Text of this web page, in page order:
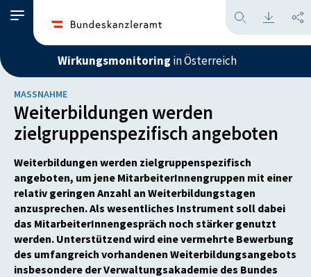
Wirkungsmonitoring in Österreich
MASSNAHME
Weiterbildungen werden
zielgruppenspezifisch angeboten
Weiterbildungen werden zielgruppenspezifisch
angeboten, um jene MitarbeiterInnengruppen mit einer
relativ geringen Anzahl an Weiterbildungstagen
anzusprechen. Als wesentliches Instrument soll dabei
das MitarbeiterInnengespräch noch stärker genutzt
werden. Unterstützend wird eine vermehrte Bewerbung
des umfangreich vorhandenen Weiterbildungsangebots
insbesondere der Verwaltungsakademie des Bundes